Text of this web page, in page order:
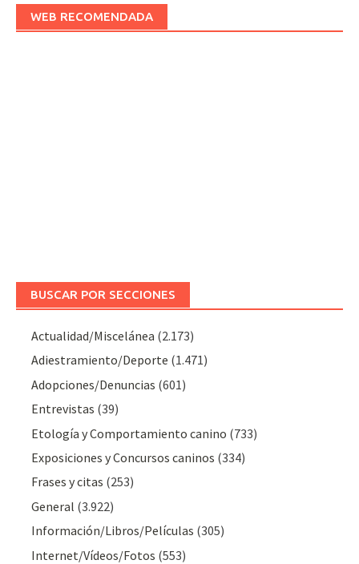
WEB RECOMENDADA
BUSCAR POR SECCIONES
Actualidad/Miscelánea (2.173)
Adiestramiento/Deporte (1.471)
Adopciones/Denuncias (601)
Entrevistas (39)
Etología y Comportamiento canino (733)
Exposiciones y Concursos caninos (334)
Frases y citas (253)
General (3.922)
Información/Libros/Películas (305)
Internet/Vídeos/Fotos (553)